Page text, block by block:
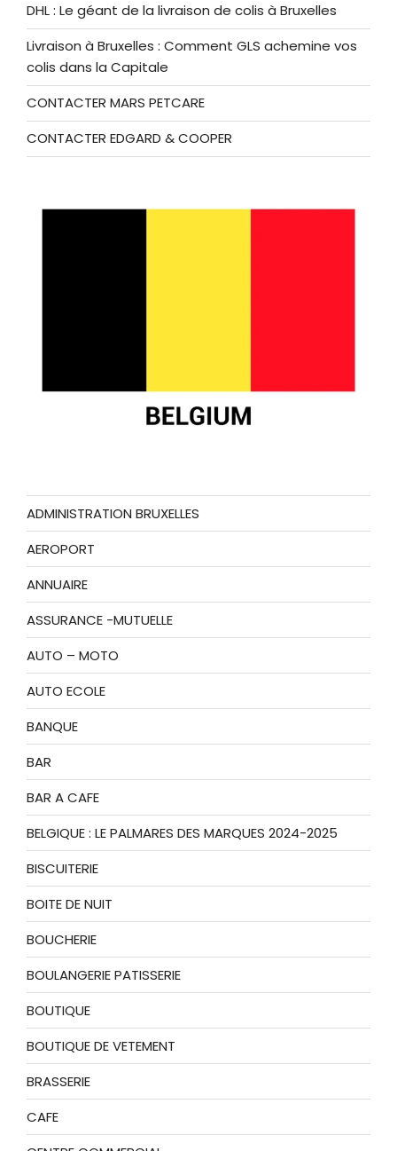
DHL : Le géant de la livraison de colis à Bruxelles
Livraison à Bruxelles : Comment GLS achemine vos
colis dans la Capitale
CONTACTER MARS PETCARE
CONTACTER EDGARD & COOPER
ADMINISTRATION BRUXELLES
AEROPORT
ANNUAIRE
ASSURANCE -MUTUELLE
AUTO – MOTO
AUTO ECOLE
BANQUE
BAR
BAR A CAFE
BELGIQUE : LE PALMARES DES MARQUES 2024-2025
BISCUITERIE
BOITE DE NUIT
BOUCHERIE
BOULANGERIE PATISSERIE
BOUTIQUE
BOUTIQUE DE VETEMENT
BRASSERIE
CAFE